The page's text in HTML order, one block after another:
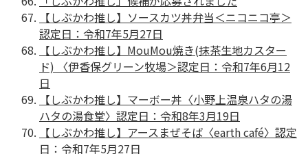
【しぶかわ推し】ソースカツ丼弁当＜ニコニコ亭＞
認定日：令和7年5月27日
【しぶかわ推し】MouMou焼き(抹茶⽣地カスター
ド) 〈伊⾹保グリーン牧場＞認定日：令和7年6月12
日
【しぶかわ推し】マーボー丼〈⼩野上温泉ハタの湯
ハタの湯⾷堂〉認定日：令和8年3月19日
【しぶかわ推し】アースまぜそば〈earth café〉認定
日：令和7年5月27日